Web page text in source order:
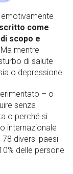
come
scopo e
Ma mentre
di salute
o depressione.
– o
senza
o perché si
internazionale
diversi paesi
delle persone